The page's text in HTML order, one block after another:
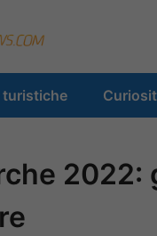
turistiche
2022: